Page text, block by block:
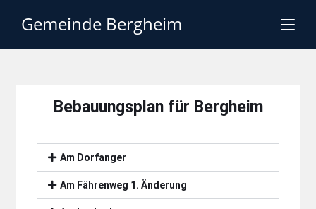
Gemeinde Bergheim
Bebauungsplan für Bergheim
Am Dorfanger
Am Fährenweg 1. Änderung